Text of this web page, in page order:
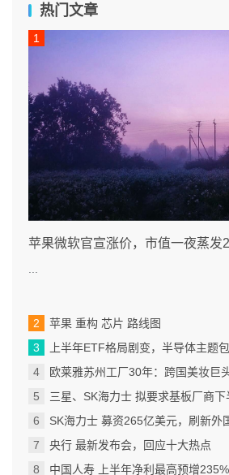
热门文章
苹果微软官宣涨价，市值一夜蒸发
苹果 重构 芯片 路线图
上半年ETF格局剧变，半导体主题
欧莱雅苏州工厂30年：跨国美妆巨
三星、SK海力士 拟要求基板厂商下
SK海力士 募资265亿美元，刷新外
央行 最新发布会，回应十大热点
中国人寿 上半年净利最高预增